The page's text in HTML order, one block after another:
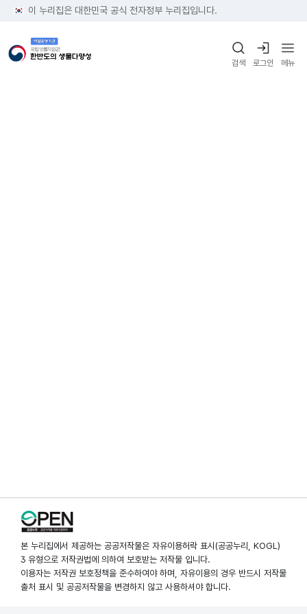
이 누리집은 대한민국 공식 전자정부 누리집입니다.
검색 로그인 메뉴
본 누리집에서 제공하는 공공저작물은 자유이용허락 표시(공공누리, KOGL)
3 유형으로 저작권법에 의하여 보호받는 저작물 입니다.
이용자는 저작권 보호정책을 준수하여야 하며, 자유이용의 경우 반드시 저작물
출처 표시 및 공공저작물을 변경하지 않고 사용하셔야 합니다.